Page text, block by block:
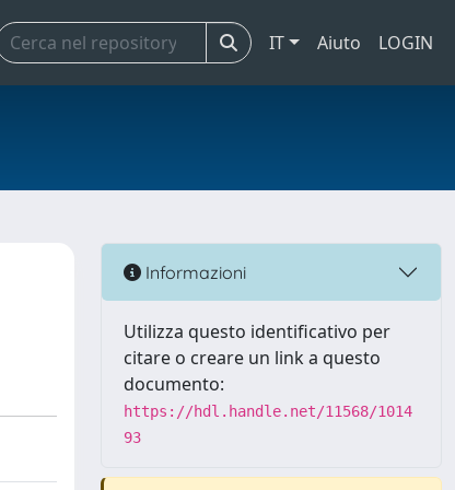
IT Aiuto LOGIN
Informazioni
Utilizza questo identificativo per
citare o creare un link a questo
documento:
https://hdl.handle.net/11568/1014
93